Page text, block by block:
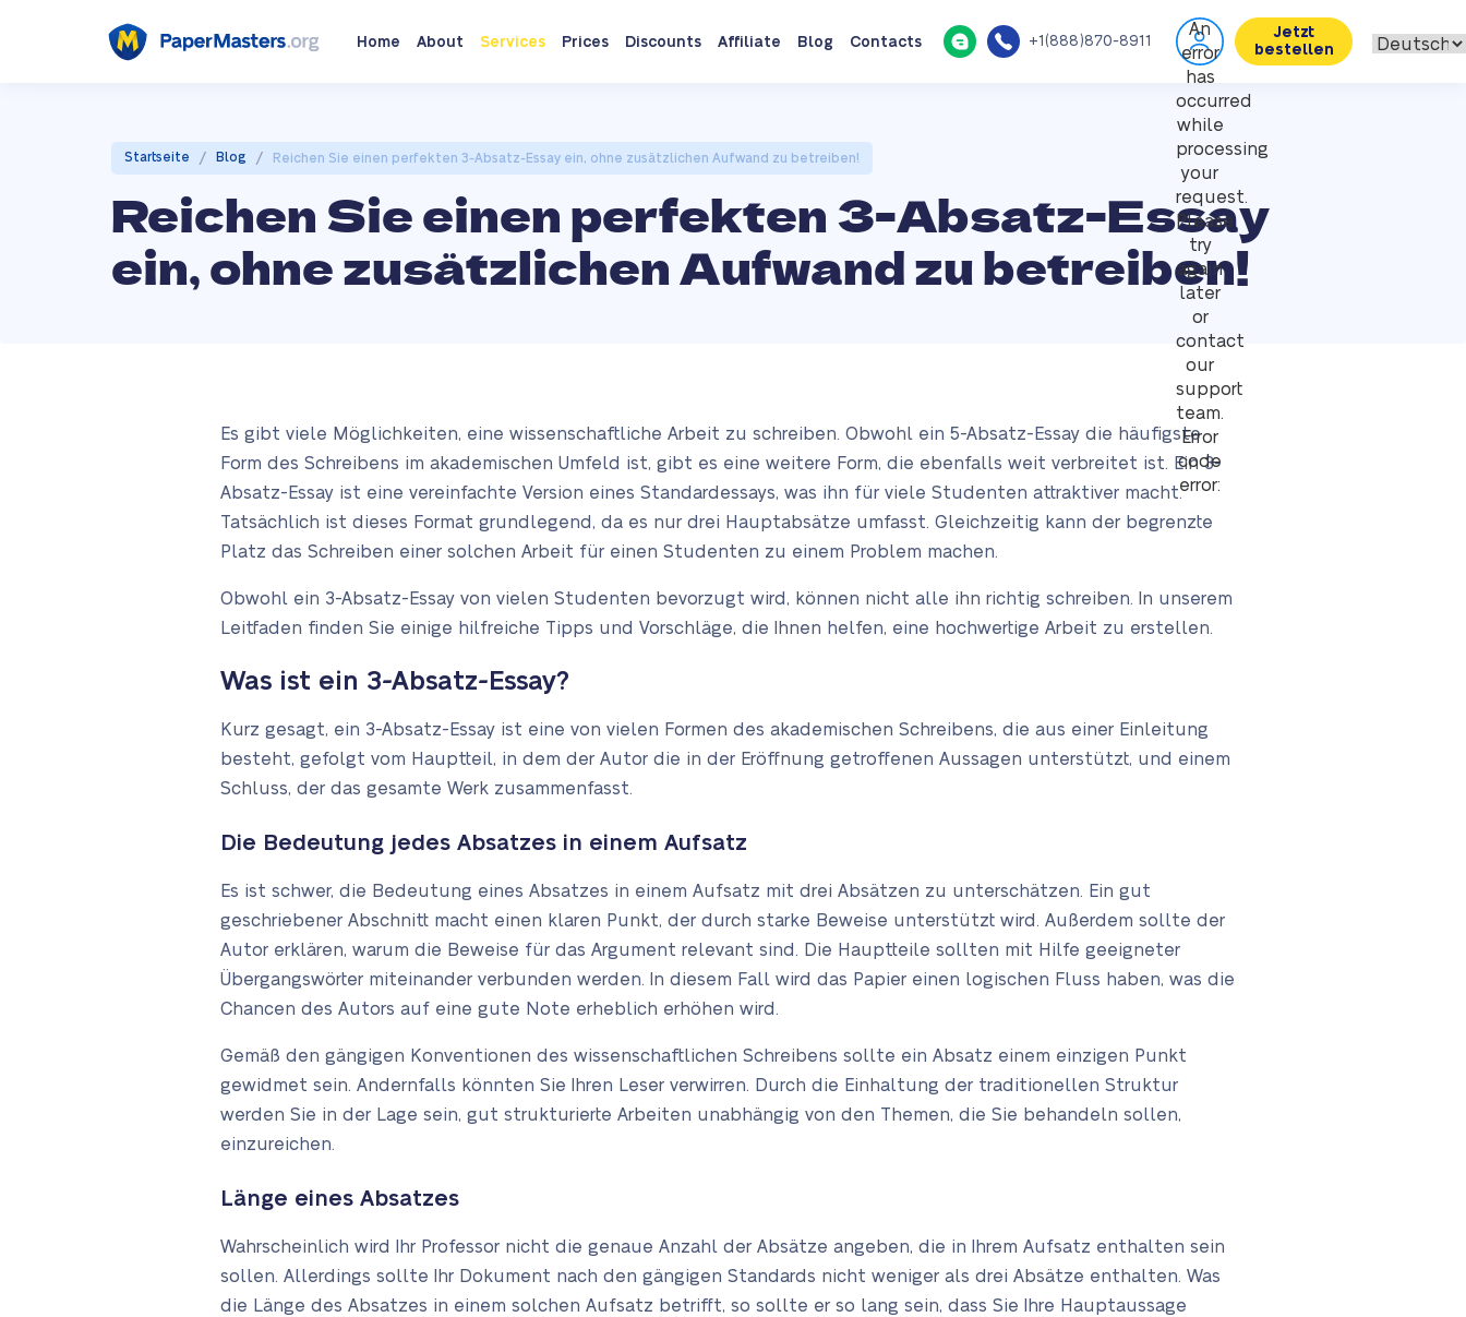
Home About Services Prices Discounts Affiliate Blog Contacts +1(888)870-8911
An
error
has
occurred
while
processing
your
request.
Please
try
again
later
or
contact
our
support
team.
Error
code
error:
Jetzt
bestellen
Startseite / Blog / Reichen Sie einen perfekten 3-Absatz-Essay ein, ohne zusätzlichen Aufwand zu betreiben!
Reichen Sie einen perfekten 3-Absatz-Essay
ein, ohne zusätzlichen Aufwand zu betreiben!
Es gibt viele Möglichkeiten, eine wissenschaftliche Arbeit zu schreiben. Obwohl ein 5-Absatz-Essay die häufigste
Form des Schreibens im akademischen Umfeld ist, gibt es eine weitere Form, die ebenfalls weit verbreitet ist. Ein 3-
Absatz-Essay ist eine vereinfachte Version eines Standardessays, was ihn für viele Studenten attraktiver macht.
Tatsächlich ist dieses Format grundlegend, da es nur drei Hauptabsätze umfasst. Gleichzeitig kann der begrenzte
Platz das Schreiben einer solchen Arbeit für einen Studenten zu einem Problem machen.
Obwohl ein 3-Absatz-Essay von vielen Studenten bevorzugt wird, können nicht alle ihn richtig schreiben. In unserem
Leitfaden finden Sie einige hilfreiche Tipps und Vorschläge, die Ihnen helfen, eine hochwertige Arbeit zu erstellen.
Was ist ein 3-Absatz-Essay?
Kurz gesagt, ein 3-Absatz-Essay ist eine von vielen Formen des akademischen Schreibens, die aus einer Einleitung
besteht, gefolgt vom Hauptteil, in dem der Autor die in der Eröffnung getroffenen Aussagen unterstützt, und einem
Schluss, der das gesamte Werk zusammenfasst.
Die Bedeutung jedes Absatzes in einem Aufsatz
Es ist schwer, die Bedeutung eines Absatzes in einem Aufsatz mit drei Absätzen zu unterschätzen. Ein gut
geschriebener Abschnitt macht einen klaren Punkt, der durch starke Beweise unterstützt wird. Außerdem sollte der
Autor erklären, warum die Beweise für das Argument relevant sind. Die Hauptteile sollten mit Hilfe geeigneter
Übergangswörter miteinander verbunden werden. In diesem Fall wird das Papier einen logischen Fluss haben, was die
Chancen des Autors auf eine gute Note erheblich erhöhen wird.
Gemäß den gängigen Konventionen des wissenschaftlichen Schreibens sollte ein Absatz einem einzigen Punkt
gewidmet sein. Andernfalls könnten Sie Ihren Leser verwirren. Durch die Einhaltung der traditionellen Struktur
werden Sie in der Lage sein, gut strukturierte Arbeiten unabhängig von den Themen, die Sie behandeln sollen,
einzureichen.
Länge eines Absatzes
Wahrscheinlich wird Ihr Professor nicht die genaue Anzahl der Absätze angeben, die in Ihrem Aufsatz enthalten sein
sollen. Allerdings sollte Ihr Dokument nach den gängigen Standards nicht weniger als drei Absätze enthalten. Was
die Länge des Absatzes in einem solchen Aufsatz betrifft, so sollte er so lang sein, dass Sie Ihre Hauptaussage